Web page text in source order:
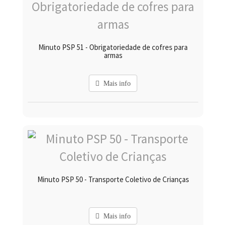
Minuto PSP 51 - Obrigatoriedade de cofres para
armas
Mais info
Minuto PSP 50 - Transporte Coletivo de Crianças
Mais info